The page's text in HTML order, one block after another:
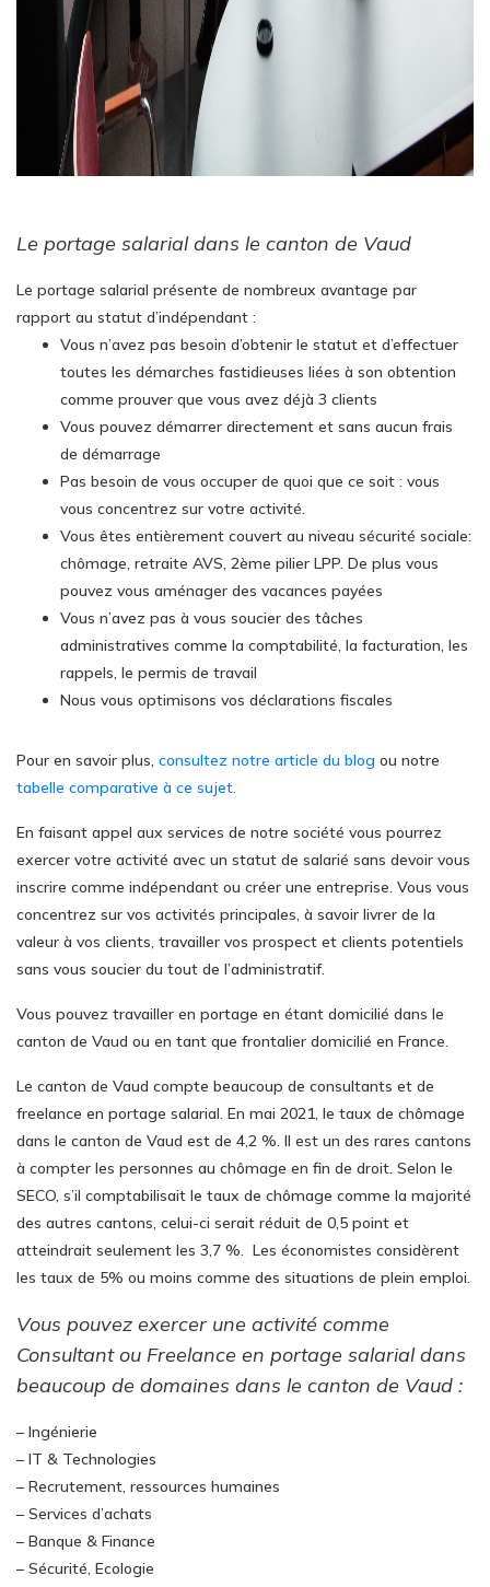
Le portage salarial dans le canton de Vaud
Le portage salarial présente de nombreux avantage par
rapport au statut d’indépendant :
Vous n’avez pas besoin d’obtenir le statut et d’effectuer
toutes les démarches fastidieuses liées à son obtention
comme prouver que vous avez déjà 3 clients
Vous pouvez démarrer directement et sans aucun frais
de démarrage
Pas besoin de vous occuper de quoi que ce soit : vous
vous concentrez sur votre activité.
Vous êtes entièrement couvert au niveau sécurité sociale:
chômage, retraite AVS, 2ème pilier LPP. De plus vous
pouvez vous aménager des vacances payées
Vous n’avez pas à vous soucier des tâches
administratives comme la comptabilité, la facturation, les
rappels, le permis de travail
Nous vous optimisons vos déclarations fiscales
Pour en savoir plus, consultez notre article du blog ou notre
tabelle comparative à ce sujet.
En faisant appel aux services de notre société vous pourrez
exercer votre activité avec un statut de salarié sans devoir vous
inscrire comme indépendant ou créer une entreprise. Vous vous
concentrez sur vos activités principales, à savoir livrer de la
valeur à vos clients, travailler vos prospect et clients potentiels
sans vous soucier du tout de l’administratif.
Vous pouvez travailler en portage en étant domicilié dans le
canton de Vaud ou en tant que frontalier domicilié en France.
Le canton de Vaud compte beaucoup de consultants et de
freelance en portage salarial. En mai 2021, le taux de chômage
dans le canton de Vaud est de 4,2 %. Il est un des rares cantons
à compter les personnes au chômage en fin de droit. Selon le
SECO, s’il comptabilisait le taux de chômage comme la majorité
des autres cantons, celui-ci serait réduit de 0,5 point et
atteindrait seulement les 3,7 %. Les économistes considèrent
les taux de 5% ou moins comme des situations de plein emploi.
Vous pouvez exercer une activité comme
Consultant ou Freelance en portage salarial dans
beaucoup de domaines dans le canton de Vaud :
– Ingénierie
– IT & Technologies
– Recrutement, ressources humaines
– Services d’achats
– Banque & Finance
– Sécurité, Ecologie